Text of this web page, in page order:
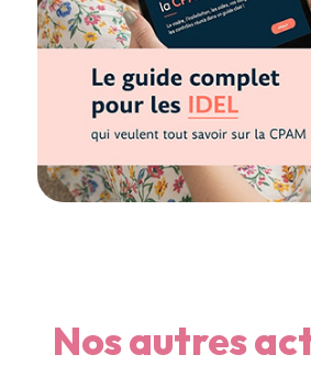
Nos autres